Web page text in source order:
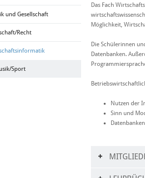
und Gesellschaft
Recht
Sport
Das Fach
Möglichkeit,
Die Schülerinnen
Datenbanken.
Nutzen der
Sinn und
Datenbanken